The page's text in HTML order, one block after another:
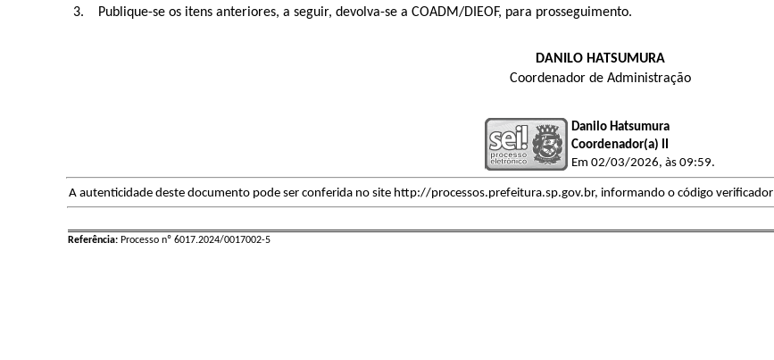
3. Publique-se os itens anteriores, a seguir, devolva-se a COADM/DIEOF, para prosseguimento.
DANILO HATSUMURA
Coordenador de Administração
Danilo Hatsumura
Coordenador(a) II
Em 02/03/2026, às 09:59.
A autenticidade deste documento pode ser conferida no site http://processos.prefeitura.sp.gov.br, informando o código verificador
Referência: Processo nº 6017.2024/0017002-5